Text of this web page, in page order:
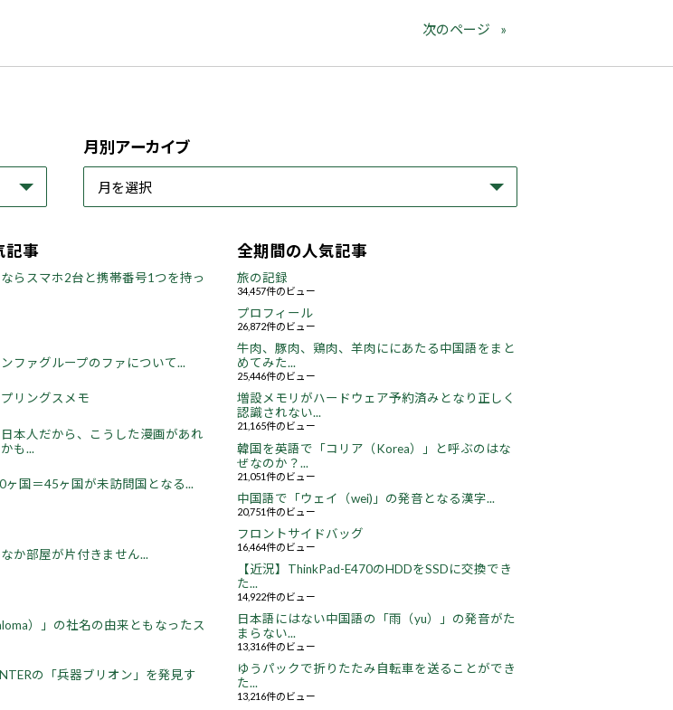
次のページ
月別アーカイブ
記事
らスマホ2台と携帯番号1つを持っ
ファグループのファについて...
リングスメモ
本人だから、こうした漫画があれ
も...
ヶ国＝45ヶ国が未訪問国となる...
なか部屋が片付きません...
）」の社名の由来ともなったス
の「兵器ブリオン」を発見す
全期間の人気記事
旅の記録
34,457件のビュー
プロフィール
26,872件のビュー
牛肉、豚肉、鶏肉、羊肉ににあたる中国語をまと
めてみた...
25,446件のビュー
増設メモリがハードウェア予約済みとなり正しく
認識されない...
21,165件のビュー
韓国を英語で「コリア（Korea）」と呼ぶのはな
ぜなのか？...
21,051件のビュー
中国語で「ウェイ（wei)」の発音となる漢字...
20,751件のビュー
フロントサイドバッグ
16,464件のビュー
【近況】ThinkPad-E470のHDDをSSDに交換でき
た...
14,922件のビュー
日本語にはない中国語の「雨（yu）」の発音がた
まらない...
13,316件のビュー
ゆうパックで折りたたみ自転車を送ることができ
た...
13,216件のビュー